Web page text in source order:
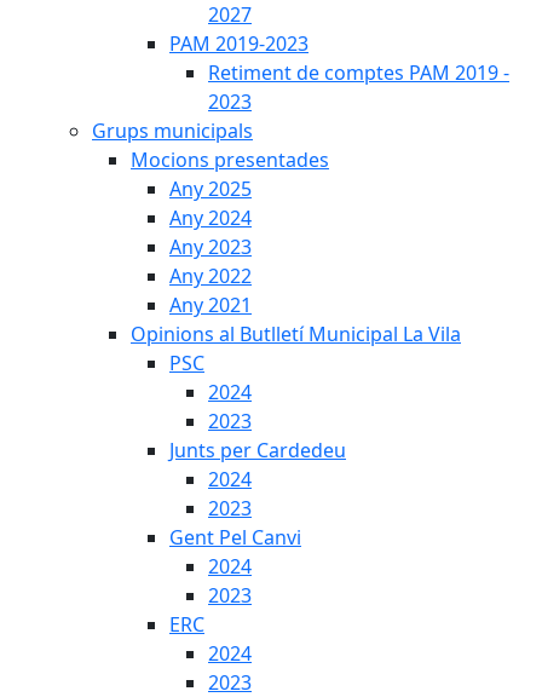
2027
PAM 2019-2023
Retiment de comptes PAM 2019 -
2023
Grups municipals
Mocions presentades
Any 2025
Any 2024
Any 2023
Any 2022
Any 2021
Opinions al Butlletí Municipal La Vila
PSC
2024
2023
Junts per Cardedeu
2024
2023
Gent Pel Canvi
2024
2023
ERC
2024
2023